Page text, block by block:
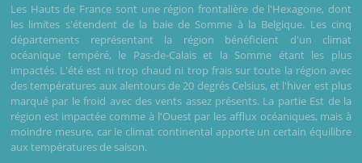
Les Hauts de France sont une région frontalière de l'Hexagone, dont
les limites s'étendent de la baie de Somme à la Belgique. Les cinq
départements représentant la région bénéficient d'un climat
océanique tempéré, le Pas-de-Calais et la Somme étant les plus
impactés. L'été est ni trop chaud ni trop frais sur toute la région avec
des températures aux alentours de 20 degrés Celsius, et l'hiver est plus
marqué par le froid avec des vents assez présents. La partie Est de la
région est impactée comme à l'Ouest par les afflux océaniques, mais à
moindre mesure, car le climat continental apporte un certain équilibre
aux températures de saison.